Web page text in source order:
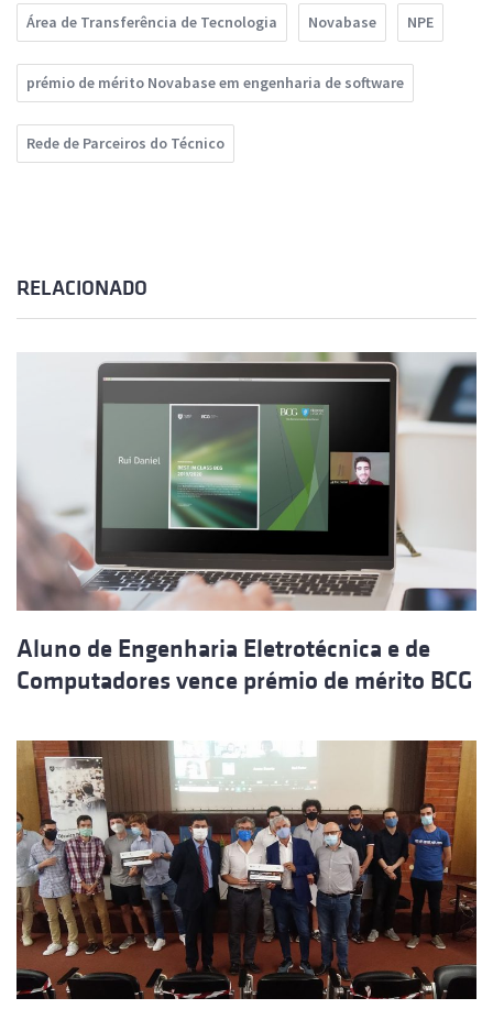
Área de Transferência de Tecnologia Novabase NPE
prémio de mérito Novabase em engenharia de software
Rede de Parceiros do Técnico
RELACIONADO
Aluno de Engenharia Eletrotécnica e de
Computadores vence prémio de mérito BCG